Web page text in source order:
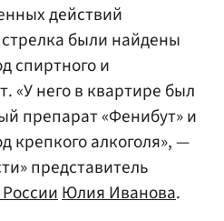
действий
были найдены
спиртного и
«У него в квартире был
препарат «Фенибут» и
крепкого алкоголя», —
представитель
Юлия Иванова.